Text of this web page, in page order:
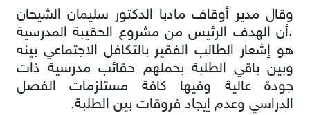
وقال مدير أوقاف مادبا الدكتور سليمان الشيحان
،أن الهدف الرئيس من مشروع الحقيبة المدرسية
هو إشعار الطالب الفقير بالتكافل الاجتماعي بينه
وبين باقي الطلبة بحملهم حقائب مدرسية ذات
جودة عالية وفيها كافة مستلزمات الفصل
الدراسي وعدم إيجاد فروقات بين الطلبة.